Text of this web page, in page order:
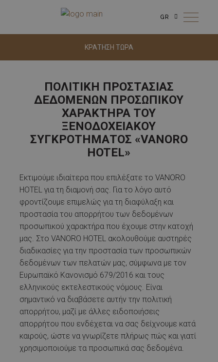
GR
ΚΡΑΤΗΣΗ ΤΩΡΑ
ΠΟΛΙΤΙΚΗ ΠΡΟΣΤΑΣΙΑΣ
ΔΕΔΟΜΕΝΩΝ ΠΡΟΣΩΠΙΚΟΥ
ΧΑΡΑΚΤΗΡΑ ΤΟΥ
ΞΕΝΟΔΟΧΕΙΑΚΟΥ
ΣΥΓΚΡΟΤΗΜΑΤΟΣ «VANORO
HOTEL»
Εκτιμούμε ιδιαίτερα που επιλέξατε το VANORO
HOTEL για τη διαμονή σας. Για το λόγο αυτό
φροντίζουμε επιμελώς για τη διαφύλαξη και
προστασία του απορρήτου των δεδομένων
προσωπικού χαρακτήρα που έχουμε στην κατοχή
μας. Στο VANORO HOTEL ακολουθούμε αυστηρές
διαδικασίες για την προστασία των προσωπικών
δεδομένων των πελατών μας, σύμφωνα με τον
Ευρωπαϊκό Κανονισμό 679/2016 και τους
ελληνικούς εκτελεστικούς νόμους. Είναι
σημαντικό να διαβάσετε αυτήν την πολιτική
απορρήτου, μαζί με άλλες ειδοποιήσεις
απορρήτου που ενδέχεται να σας δείχνουμε κατά
καιρούς, ώστε να γνωρίζετε πλήρως πώς και γιατί
χρησιμοποιούμε τα προσωπικά σας δεδομένα.